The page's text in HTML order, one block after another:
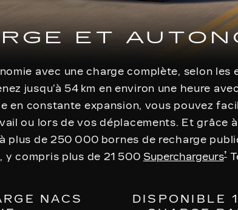
ET
avec une charge complète, selon les
jusqu’à 54 km en environ une heure
en constante expansion, vous pouvez
ou lors de vos déplacements. Et grâce
à plus de 250 000 bornes de recharge
y compris plus de 21 500 Superchargeurs†
NACS
DISPONIBLE